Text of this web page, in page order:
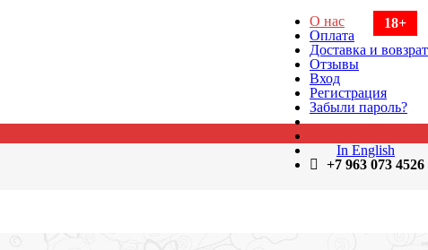
О нас
Оплата
Доставка и вовзрат
Отзывы
Вход
Регистрация
Забыли пароль?
In English
+7 963 073 4526
18+